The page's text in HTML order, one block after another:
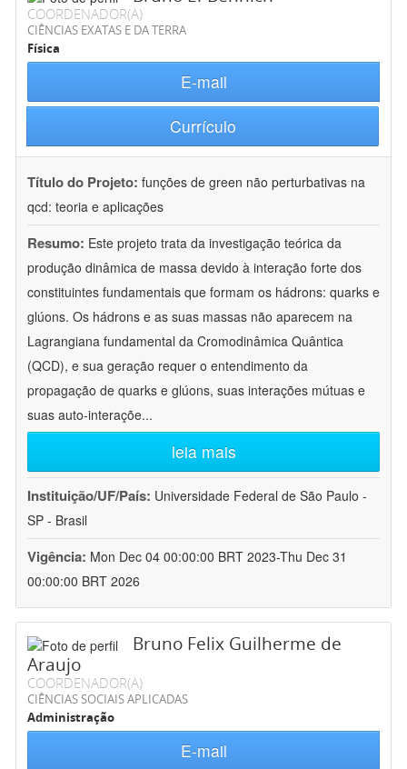
COORDENADOR(A)
CIÊNCIAS EXATAS E DA TERRA
Física
E-mail
Currículo
Título do Projeto: funções de green não perturbativas na
qcd: teoria e aplicações
Resumo: Este projeto trata da investigação teórica da
produção dinâmica de massa devido à interação forte dos
constituintes fundamentais que formam os hádrons: quarks e
glúons. Os hádrons e as suas massas não aparecem na
Lagrangiana fundamental da Cromodinâmica Quântica
(QCD), e sua geração requer o entendimento da
propagação de quarks e glúons, suas interações mútuas e
suas auto-interaçõe...
leia mais
Instituição/UF/País: Universidade Federal de São Paulo -
SP - Brasil
Vigência: Mon Dec 04 00:00:00 BRT 2023-Thu Dec 31
00:00:00 BRT 2026
Bruno Felix Guilherme de
Araujo
COORDENADOR(A)
CIÊNCIAS SOCIAIS APLICADAS
Administração
E-mail